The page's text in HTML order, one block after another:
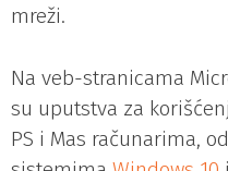
mreži.
Na veb-stranicama
su uputstva za
PS i Mas računarima,